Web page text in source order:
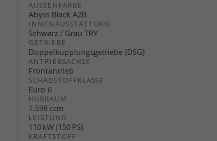
AUSSENFARBE
Abyss Black A2B
INNENAUSSTATTUNG
Schwarz / Grau TRY
GETRIEBE
Doppelkupplungsgetriebe (DSG)
ANTRIEBSACHSE
Frontantrieb
SCHADSTOFFKLASSE
Euro 6
HUBRAUM
1.598 ccm
LEISTUNG
110 kW (150 PS)
KRAFTSTOFF